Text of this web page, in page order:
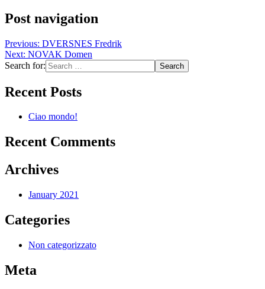
Post navigation
Previous: DVERSNES Fredrik
Next: NOVAK Domen
Search for:
Recent Posts
Ciao mondo!
Recent Comments
Archives
January 2021
Categories
Non categorizzato
Meta